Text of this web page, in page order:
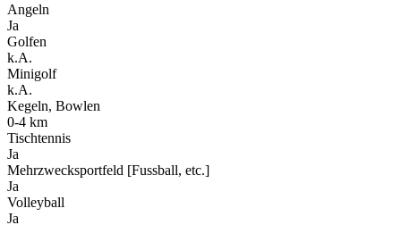
Angeln
Ja
Golfen
k.A.
Minigolf
k.A.
Kegeln, Bowlen
0-4 km
Tischtennis
Ja
Mehrzwecksportfeld [Fussball, etc.]
Ja
Volleyball
Ja